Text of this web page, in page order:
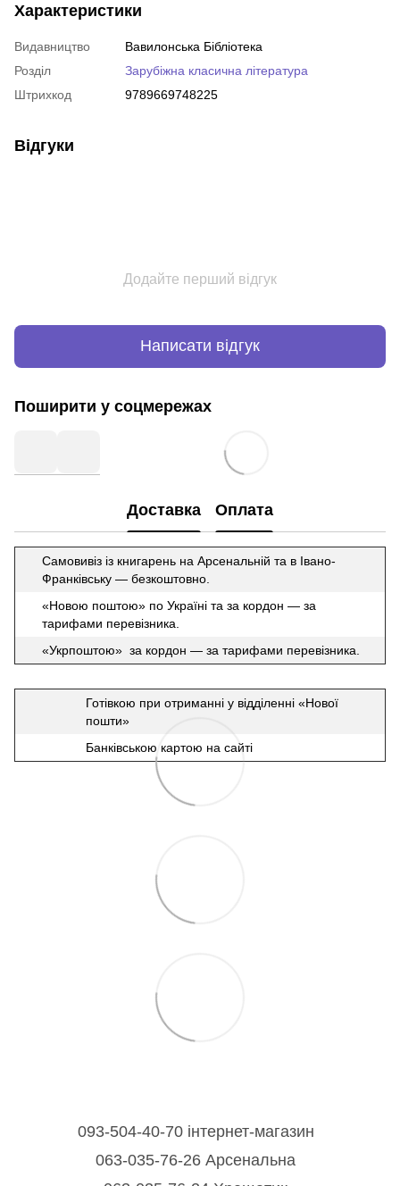
Характеристики
Видавництво
Вавилонська Бібліотека
Розділ
Зарубіжна класична література
Штрихкод
9789669748225
Відгуки
Додайте перший відгук
Написати відгук
Поширити у соцмережах
Доставка Оплата
Самовивіз із книгарень на Арсенальній та в Івано-
Франківську — безкоштовно.
«Новою поштою» по Україні та за кордон — за
тарифами перевізника.
«Укрпоштою» за кордон — за тарифами перевізника.
Готівкою при отриманні у відділенні «Нової
пошти»
Банківською картою на сайті
093-504-40-70 інтернет-магазин
063-035-76-26 Арсенальна